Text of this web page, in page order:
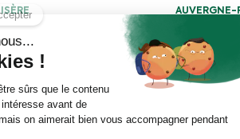
ISÈRE AUVERGNE-